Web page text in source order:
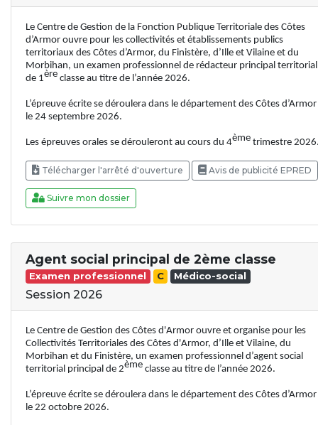
Le Centre de Gestion de la Fonction Publique Territoriale des Côtes
d’Armor ouvre pour les collectivités et établissements publics
territoriaux des Côtes d’Armor, du Finistère, d’Ille et Vilaine et du
Morbihan, un examen professionnel de rédacteur principal territorial
de 1ère classe au titre de l’année 2026.
L’épreuve écrite se déroulera dans le département des Côtes d’Armor
le 24 septembre 2026.
Les épreuves orales se dérouleront au cours du 4ème trimestre
Télécharger l'arrêté d'ouverture Avis de publicité EPRED
Suivre mon dossier
Agent social principal de 2ème classe
Examen professionnel C Médico-social
Session 2026
Le Centre de Gestion des Côtes d'Armor ouvre et organise pour les
Collectivités Territoriales des Côtes d'Armor, d’Ille et Vilaine, du
Morbihan et du Finistère, un examen professionnel d’agent social
territorial principal de 2ème classe au titre de l’année 2026.
L’épreuve écrite se déroulera dans le département des Côtes d’Armor
le 22 octobre 2026.